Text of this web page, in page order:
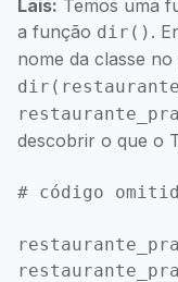
Lais: Temos uma
a função dir() .
nome da classe no
descobrir o que o
# código